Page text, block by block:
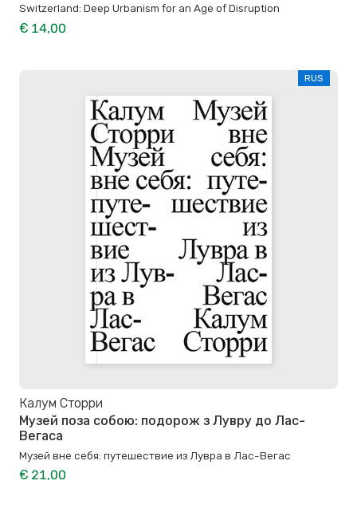
Switzerland: Deep Urbanism for an Age of Disruption
€ 14,00
RUS
Калум Сторри
Музей поза собою: подорож з Лувру до Лас-
Вегаса
Музей вне себя: путешествие из Лувра в Лас-Вегас
€ 21,00